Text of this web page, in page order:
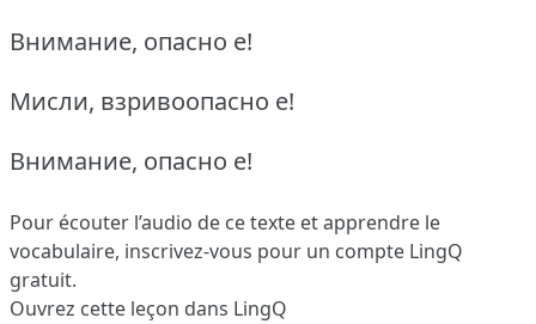
Внимание, опасно е!
Мисли, взривоопасно е!
Внимание, опасно е!
Pour écouter l’audio de ce texte et apprendre le
vocabulaire, inscrivez-vous pour un compte LingQ
gratuit.
Ouvrez cette leçon dans LingQ